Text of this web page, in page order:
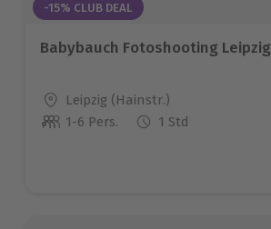
-15% CLUB DEAL
Babybauch Fotoshooting Leipzig
Standort
Leipzig (Hainstr.)
Anzahl der Teilnehmer
1-6 Pers. 1 Std